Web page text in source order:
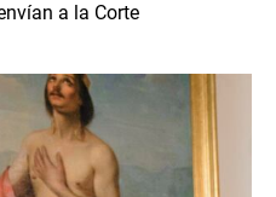
a la Corte